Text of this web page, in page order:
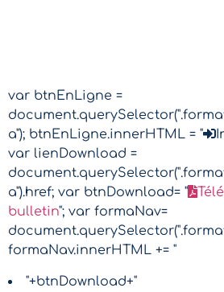
var btnEnLigne =
a"); btnEnLigne.innerHTML = "
var lienDownload =
a").href; var btnDownload= "
bulletin"; var formaNav=
formaNav.innerHTML += "
"+btnDownload+"